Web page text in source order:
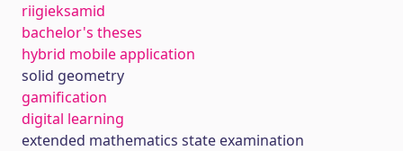
riigieksamid
bachelor's theses
hybrid mobile application
solid geometry
gamification
digital learning
extended mathematics state examination